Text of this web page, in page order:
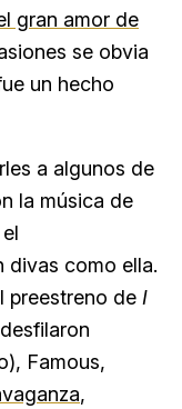
gran amor de
se obvia
un hecho
a algunos de
la música de
divas como ella.
preestreno de I
desfilaron
Famous,
,